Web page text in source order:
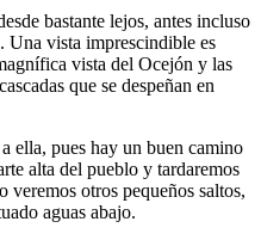
bastante lejos, antes incluso
. Una vista imprescindible es
vista del Ocejón y las
que se despeñan en
ella, pues hay un buen camino
alta del pueblo y tardaremos
veremos otros pequeños saltos,
aguas abajo.